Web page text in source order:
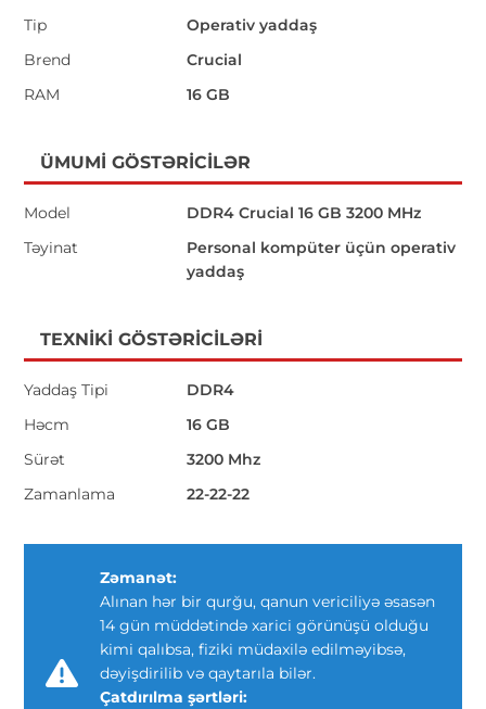
Tip
Operativ yaddaş
Brend
Crucial
RAM
16 GB
ÜMUMI GÖSTƏRICILƏR
Model
DDR4 Crucial 16 GB 3200 MHz
Təyinat
Personal kompüter üçün operativ
yaddaş
TEXNIKI GÖSTƏRICILƏRI
Yaddaş Tipi
DDR4
Həcm
16 GB
Sürət
3200 Mhz
Zamanlama
22-22-22
Zəmanət:
Alınan hər bir qurğu, qanun vericiliyə əsasən
14 gün müddətində xarici görünüşü olduğu
kimi qalıbsa, fiziki müdaxilə edilməyibsə,
dəyişdirilib və qaytarıla bilər.
Çatdırılma şərtləri: